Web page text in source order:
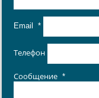
Email *
Телефон
Сообщение *